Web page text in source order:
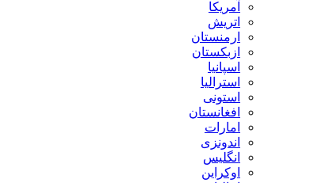
آمریکا
اتریش
ارمنستان
ازبکستان
اسپانیا
استرالیا
استونی
افغانستان
امارات
اندونزی
انگلیس
اوکراین